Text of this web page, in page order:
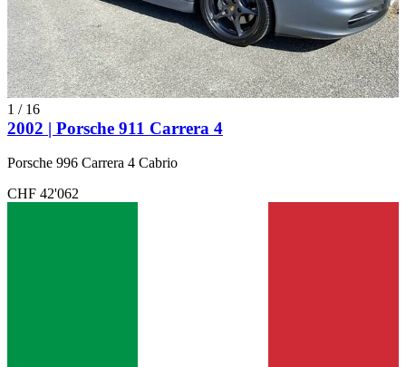
1 / 16
2002 | Porsche 911 Carrera 4
Porsche 996 Carrera 4 Cabrio
CHF 42'062